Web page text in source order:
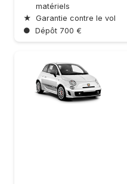
matériels
★ Garantie contre le vol
● Dépôt 700 €